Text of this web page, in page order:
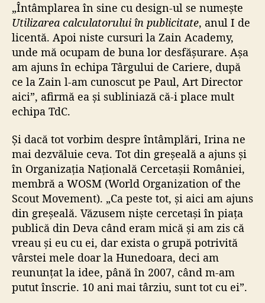
„Întâmplarea în sine cu design-ul se numește
Utilizarea calculatorului în publicitate, anul I de
licentă. Apoi niste cursuri la Zain Academy,
unde mă ocupam de buna lor desfășurare. Așa
am ajuns în echipa Târgului de Cariere, după
ce la Zain l-am cunoscut pe Paul, Art Director
aici”, afirmă ea și subliniază că-i place mult
echipa TdC.
Și dacă tot vorbim despre întâmplări, Irina ne
mai dezvăluie ceva. Tot din greșeală a ajuns și
în Organizația Națională Cercetașii României,
membră a WOSM (World Organization of the
Scout Movement). „Ca peste tot, și aici am ajuns
din greșeală. Văzusem niște cercetași în piața
publică din Deva când eram mică și am zis că
vreau și eu cu ei, dar exista o grupă potrivită
vârstei mele doar la Hunedoara, deci am
reununțat la idee, până în 2007, când m-am
putut înscrie. 10 ani mai târziu, sunt tot cu ei”.